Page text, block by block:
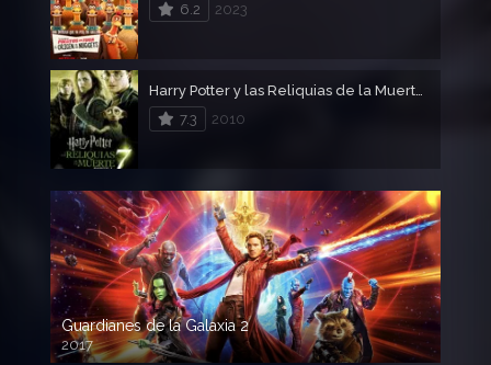
6.2
2023
Harry Potter y las Reliquias de la Muerte – Parte 1
7.3
2010
Guardianes de la Galaxia 2
2017
720p HD